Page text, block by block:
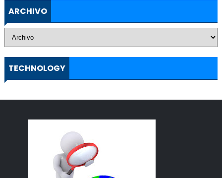
ARCHIVO
TECHNOLOGY